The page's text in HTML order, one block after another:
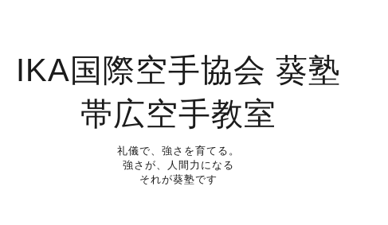
IKA国際空手協会 葵塾
帯広空手教室
礼儀で、強さを育てる。
強さが、人間力になる
それが葵塾です